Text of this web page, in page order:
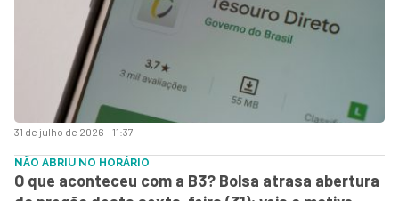
31 de julho de 2026 - 11:37
NÃO ABRIU NO HORÁRIO
O que aconteceu com a B3? Bolsa atrasa abertura